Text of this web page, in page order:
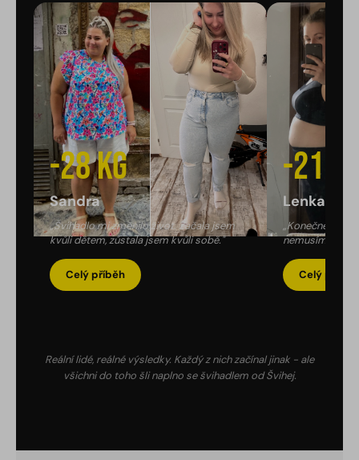
-28 kg
Sandra
„Švihadlo mi změnilo život. Začala jsem
kvůli dětem, zůstala jsem kvůli sobě."
Celý příběh
-21
Lenka
„Konečně
nemusím u
Celý příběh
Reální lidé, reálné výsledky. Každý z nich začínal jinak - ale
všichni do toho šli naplno se švihadlem od Švihej.